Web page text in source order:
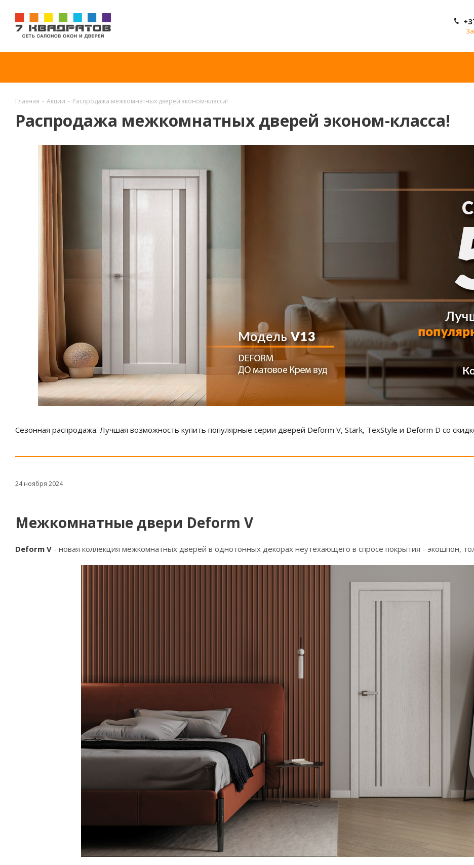
Главная - Акции - Распродажа межкомнатных дверей эконом-класса!
Распродажа межкомнатных дверей эконом-класса!
Сезонная распродажа. Лучшая возможность купить популярные серии дверей Deform V, Stark, TexStyle и Deform D со
24 ноября 2024
Межкомнатные двери Deform V
Deform V - новая коллекция межкомнатных дверей в однотонных декорах неутехающего в спросе покрытия - экошпон,